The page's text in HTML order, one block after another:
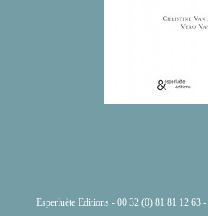
Esperluète Editions - 00 32 (0) 81 81 12 63 -